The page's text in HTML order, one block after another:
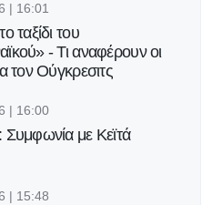
| 16:01
ταξίδι του
- Τι αναφέρουν οι
τον Ούγκρεσιτς
| 16:00
με Κεϊτά
| 15:48